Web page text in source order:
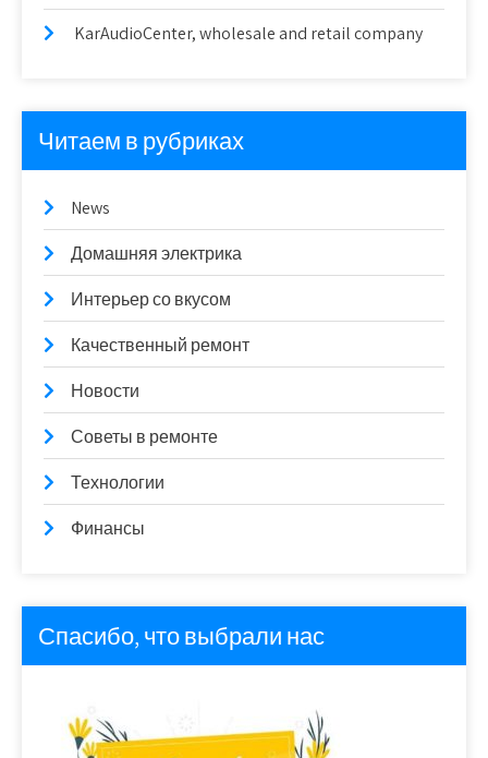
KarAudioCenter, wholesale and retail company
Читаем в рубриках
News
Домашняя электрика
Интерьер со вкусом
Качественный ремонт
Новости
Советы в ремонте
Технологии
Финансы
Спасибо, что выбрали нас